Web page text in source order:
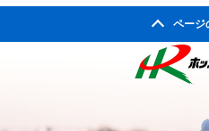
ページ